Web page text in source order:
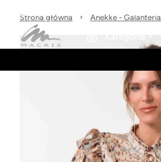
Sprawdzone marki
Strona główna Anekke - Galanteria